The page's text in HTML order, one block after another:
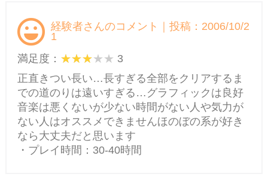
経験者さんのコメント｜投稿：2006/10/2
1
満足度：
3
正直きつい長い…長すぎる全部をクリアするま
での道のりは遠いすぎる…グラフィックは良好
音楽は悪くないが少ない時間がない人や気力が
ない人はオススメできませんほのぼの系が好き
なら大丈夫だと思います
・プレイ時間：30-40時間